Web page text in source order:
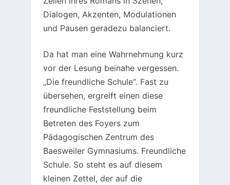
Dialogen, Akzenten, Modulationen
und Pausen geradezu balanciert.
Da hat man eine Wahrnehmung kurz
vor der Lesung beinahe vergessen.
„Die freundliche Schule“. Fast zu
übersehen, ergreift einen diese
freundliche Feststellung beim
Betreten des Foyers zum
Pädagogischen Zentrum des
Baesweiler Gymnasiums. Freundliche
Schule. So steht es auf diesem
kleinen Zettel, der auf die